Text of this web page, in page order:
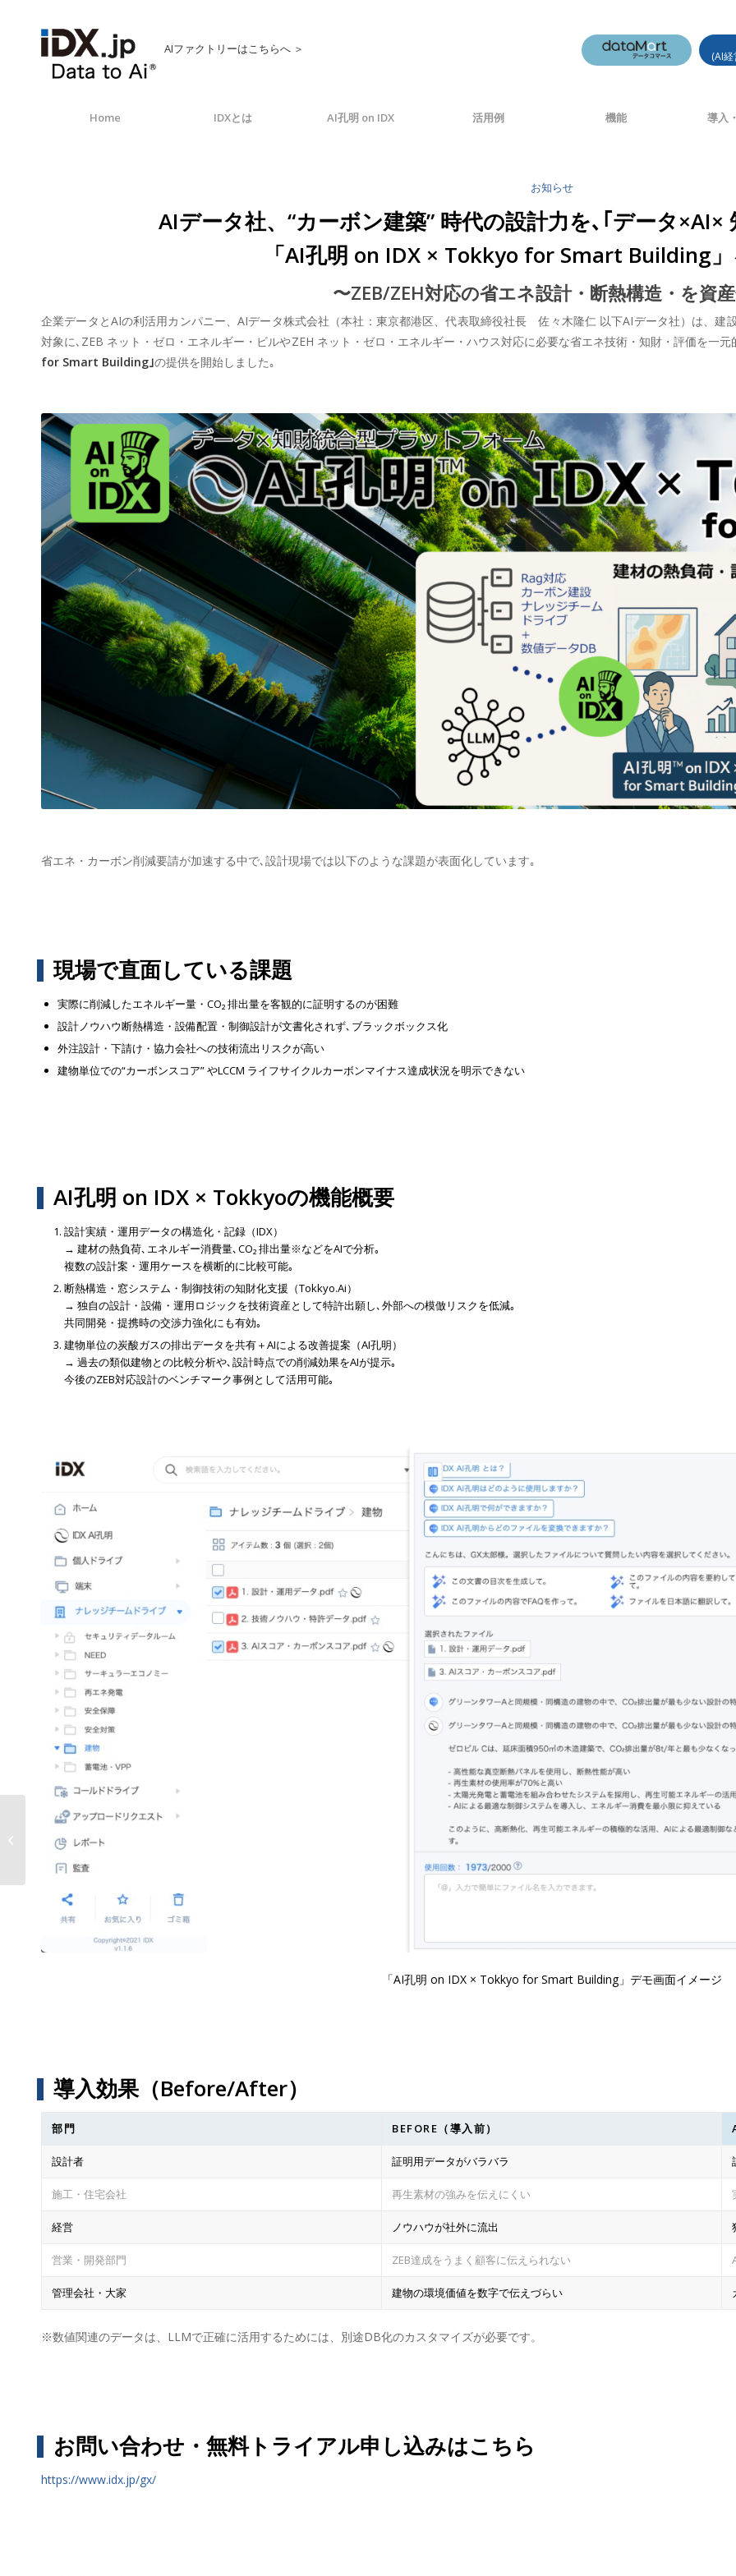
AIファクトリーはこちらへ ＞ (AI
Home IDXとは AI孔明 on IDX 活用例 機能 導入
お知らせ
AIデータ社、“カーボン建築” 時代の設計力を､｢データ×AI×
「AI孔明 on IDX × Tokkyo for Smart Building
〜ZEB/ZEH対応の省エネ設計・断熱構造・を資
企業データとAIの利活用カンパニー、AIデータ株式会社（本社：東京都港区、代表取締役社長 佐々木隆仁 以下AIデータ社）は、建
対象に､ZEB ネット・ゼロ・エネルギー・ビルやZEH ネット・ゼロ・エネルギー・ハウス対応に必要な省エネ技術・知財・評価を一
for Smart Building｣の提供を開始しました｡
省エネ・カーボン削減要請が加速する中で､設計現場では以下のような課題が表面化しています｡
現場で直面している課題
実際に削減したエネルギー量・CO₂ 排出量を客観的に証明するのが困難
設計ノウハウ断熱構造・設備配置・制御設計が文書化されず､ブラックボックス化
外注設計・下請け・協力会社への技術流出リスクが高い
建物単位での“カーボンスコア” やLCCM ライフサイクルカーボンマイナス達成状況を明示できない
AI孔明 on IDX × Tokkyoの機能概要
設計実績・運用データの構造化・記録（IDX）
→ 建材の熱負荷､エネルギー消費量､CO₂ 排出量※などをAIで分析｡
複数の設計案・運用ケースを横断的に比較可能｡
断熱構造・窓システム・制御技術の知財化支援（Tokkyo.Ai）
→ 独自の設計・設備・運用ロジックを技術資産として特許出願し､外部への模倣リスクを低減｡
共同開発・提携時の交渉力強化にも有効｡
建物単位の炭酸ガスの排出データを共有＋AIによる改善提案（AI孔明）
→ 過去の類似建物との比較分析や､設計時点での削減効果をAIが提示｡
今後のZEB対応設計のベンチマーク事例として活用可能｡
「AI孔明 on IDX × Tokkyo for Smart Building」デモ画面イメージ
導入効果（Before/After）
部門 BEFORE（導入前）
設計者 証明用データがバラバラ
施工・住宅会社 再生素材の強みを伝えにくい
経営 ノウハウが社外に流出
営業・開発部門 ZEB達成をうまく顧客に伝えられない
管理会社・大家 建物の環境価値を数字で伝えづらい
※数値関連のデータは、LLMで正確に活用するためには、別途DB化のカスタマイズが必要です。
お問い合わせ・無料トライアル申し込みはこちら
https://www.idx.jp/gx/
ない”─それは、�...